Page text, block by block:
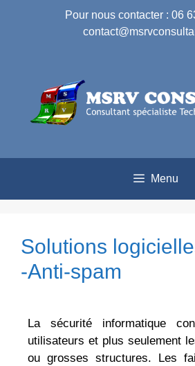
Pour nous contacter : 06
Menu
Solutions
-Anti-spam
La sécurité informatique
utilisateurs et plus seulement
ou grosses structures. Les